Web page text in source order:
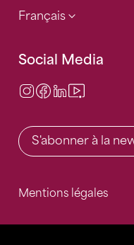
Français
Social Media
Instagram
Facebook
LinkedIn
S'abonner à la
Mentions légales